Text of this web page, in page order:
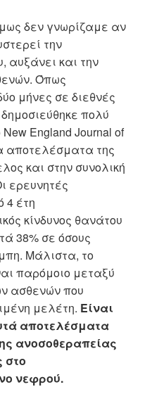
δεν γνωρίζαμε αν
την
αυξάνει και την
Όπως
μήνες σε διεθνές
πολύ
England Journal of
αποτελέσματα της
και στην συνολική
ερευνητές
4 έτη
κίνδυνος θανάτου
38% σε όσους
Μάλιστα, το
παρόμοιο μεταξύ
ασθενών που
μελέτη. Είναι
αποτελέσματα
ανοσοθεραπείας
στο
νεφρού.